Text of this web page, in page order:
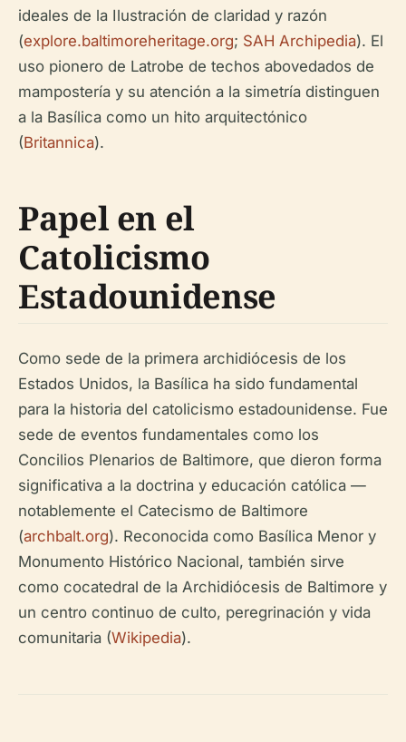
ideales de la Ilustración de claridad y razón
(explore.baltimoreheritage.org; SAH Archipedia). El
uso pionero de Latrobe de techos abovedados de
mampostería y su atención a la simetría distinguen
a la Basílica como un hito arquitectónico
(Britannica).
Papel en el
Catolicismo
Estadounidense
Como sede de la primera archidiócesis de los
Estados Unidos, la Basílica ha sido fundamental
para la historia del catolicismo estadounidense. Fue
sede de eventos fundamentales como los
Concilios Plenarios de Baltimore, que dieron forma
significativa a la doctrina y educación católica —
notablemente el Catecismo de Baltimore
(archbalt.org). Reconocida como Basílica Menor y
Monumento Histórico Nacional, también sirve
como cocatedral de la Archidiócesis de Baltimore y
un centro continuo de culto, peregrinación y vida
comunitaria (Wikipedia).